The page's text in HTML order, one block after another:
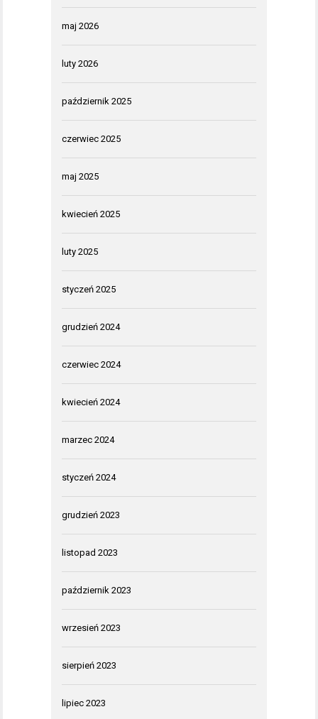
maj 2026
luty 2026
październik 2025
czerwiec 2025
maj 2025
kwiecień 2025
luty 2025
styczeń 2025
grudzień 2024
czerwiec 2024
kwiecień 2024
marzec 2024
styczeń 2024
grudzień 2023
listopad 2023
październik 2023
wrzesień 2023
sierpień 2023
lipiec 2023